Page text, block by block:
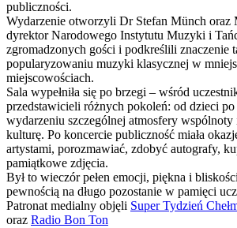
publiczności.
Wydarzenie otworzyli Dr Stefan Münch oraz
dyrektor Narodowego Instytutu Muzyki i
zgromadzonych gości i podkreślili znaczenie
popularyzowaniu muzyki klasycznej w
miejscowościach.
Sala wypełniła się po brzegi – wśród
przedstawicieli różnych pokoleń: od dzieci po
wydarzeniu szczególnej atmosfery wspólnoty
kulturę. Po koncercie publiczność miała
artystami, porozmawiać, zdobyć autografy,
pamiątkowe zdjęcia.
Był to wieczór pełen emocji, piękna i
pewnością na długo pozostanie w pamięci
Patronat medialny objęli Super Tydzień
oraz Radio Bon Ton